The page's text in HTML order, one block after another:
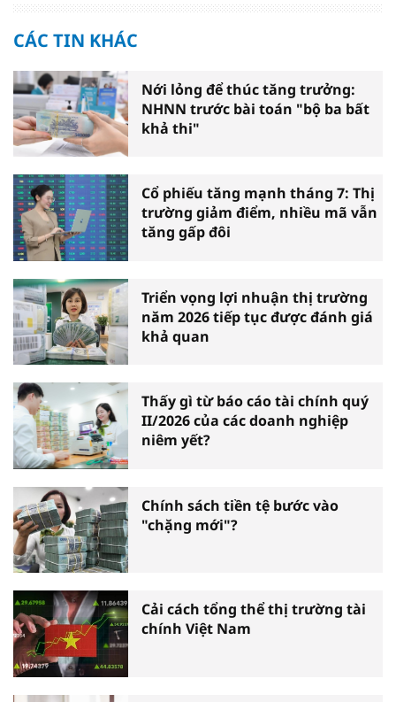
CÁC TIN KHÁC
Nới lỏng để thúc tăng trưởng:
NHNN trước bài toán "bộ ba bất
khả thi"
Cổ phiếu tăng mạnh tháng 7: Thị
trường giảm điểm, nhiều mã vẫn
tăng gấp đôi
Triển vọng lợi nhuận thị trường
năm 2026 tiếp tục được đánh giá
khả quan
Thấy gì từ báo cáo tài chính quý
II/2026 của các doanh nghiệp
niêm yết?
Chính sách tiền tệ bước vào
"chặng mới"?
Cải cách tổng thể thị trường tài
chính Việt Nam